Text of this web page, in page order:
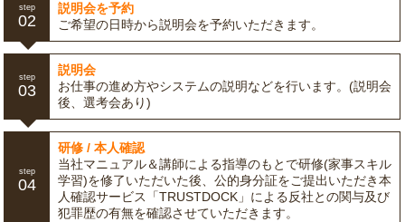
step
02
説明会を予約
ご希望の日時から説明会を予約いただきます。
step
03
説明会
お仕事の進め方やシステムの説明などを行います。(説明会
後、選考会あり)
step
04
研修 / 本人確認
当社マニュアル＆講師による指導のもとで研修(家事スキル
学習)を修了いただいた後、公的身分証をご提出いただき本
人確認サービス「TRUSTDOCK」による反社との関与及び
犯罪歴の有無を確認させていただきます。